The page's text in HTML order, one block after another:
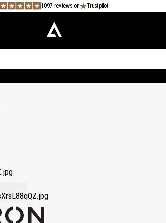
1097 reviews on Trustpilot